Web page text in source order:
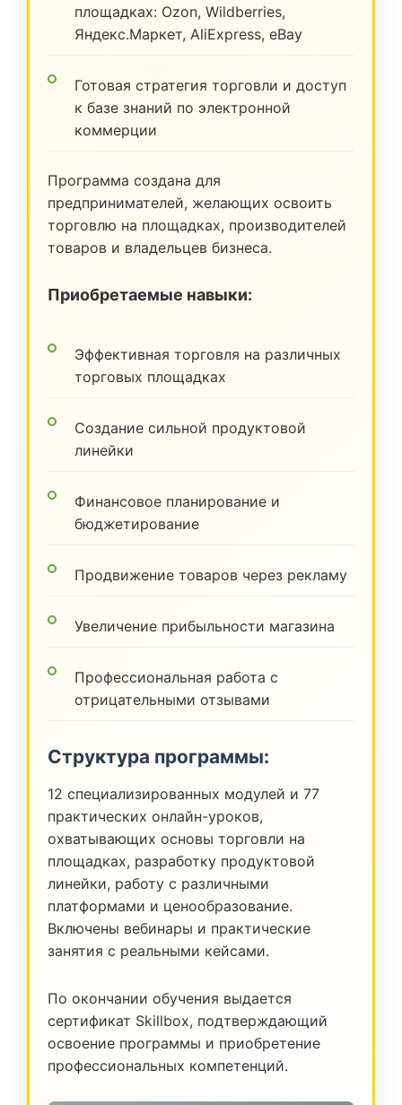
площадках: Ozon, Wildberries,
Яндекс.Маркет, AliExpress, eBay
Готовая стратегия торговли и доступ
к базе знаний по электронной
коммерции
Программа создана для
предпринимателей, желающих освоить
торговлю на площадках, производителей
товаров и владельцев бизнеса.
Приобретаемые навыки:
Эффективная торговля на различных
торговых площадках
Создание сильной продуктовой
линейки
Финансовое планирование и
бюджетирование
Продвижение товаров через рекламу
Увеличение прибыльности магазина
Профессиональная работа с
отрицательными отзывами
Структура программы:
12 специализированных модулей и 77
практических онлайн-уроков,
охватывающих основы торговли на
площадках, разработку продуктовой
линейки, работу с различными
платформами и ценообразование.
Включены вебинары и практические
занятия с реальными кейсами.
По окончании обучения выдается
сертификат Skillbox, подтверждающий
освоение программы и приобретение
профессиональных компетенций.